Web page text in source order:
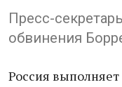
Пресс-
обвинения
Россия выполняет